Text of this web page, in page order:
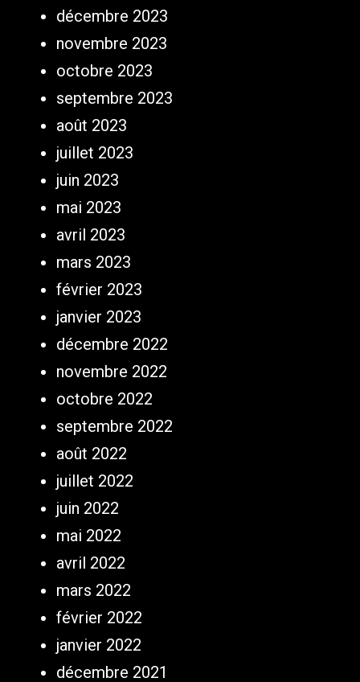
décembre 2023
novembre 2023
octobre 2023
septembre 2023
août 2023
juillet 2023
juin 2023
mai 2023
avril 2023
mars 2023
février 2023
janvier 2023
décembre 2022
novembre 2022
octobre 2022
septembre 2022
août 2022
juillet 2022
juin 2022
mai 2022
avril 2022
mars 2022
février 2022
janvier 2022
décembre 2021